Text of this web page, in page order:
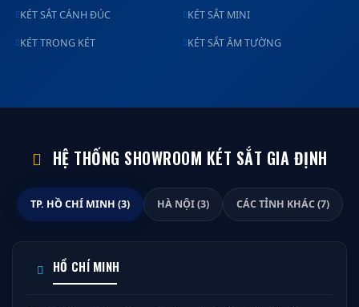
KÉT SẮT CÁNH ĐÚC KÉT SẮT MINI
KÉT TRONG KÉT KÉT SẮT ÂM TƯỜNG
HỆ THỐNG SHOWROOM KÉT SẮT GIA ĐỊNH
TP. HỒ CHÍ MINH (3) HÀ NỘI (3) CÁC TỈNH KHÁC (7)
HỒ CHÍ MINH